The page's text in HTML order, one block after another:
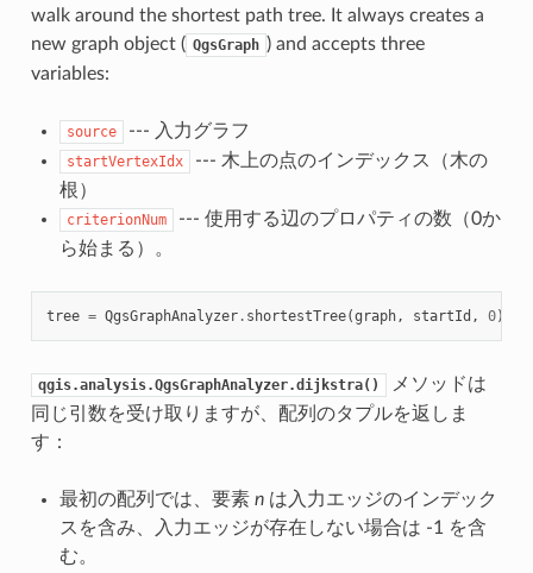
walk around the shortest path tree. It always creates a
new graph object ( QgsGraph ) and accepts three
variables:
source --- 入力グラフ
startVertexIdx
--- 木上の点のインデックス（木の
根）
criterionNum
--- 使用する辺のプロパティの数（0か
ら始まる）。
tree = QgsGraphAnalyzer. shortestTree(graph, startId , 0)
qgis.analysis.QgsGraphAnalyzer.dijkstra()
メソッドは
同じ引数を受け取りますが、配列のタプルを返しま
す：
最初の配列では、要素 nは入力エッジのインデック
スを含み、入力エッジが存在しない場合は -1 を含
む。